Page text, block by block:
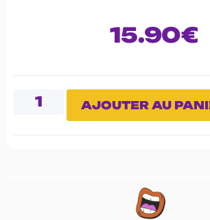
15.90€
AJOUTER AU